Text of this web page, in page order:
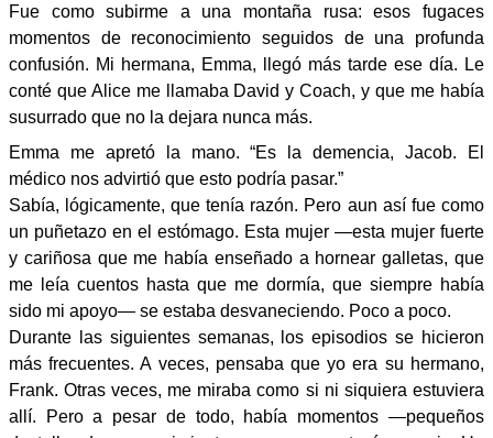
Fue como subirme a una montaña rusa: esos fugaces
momentos de reconocimiento seguidos de una profunda
confusión. Mi hermana, Emma, ​​llegó más tarde ese día. Le
conté que Alice me llamaba David y Coach, y que me había
susurrado que no la dejara nunca más.
Emma me apretó la mano. “Es la demencia, Jacob. El
médico nos advirtió que esto podría pasar.”
Sabía, lógicamente, que tenía razón. Pero aun así fue como
un puñetazo en el estómago. Esta mujer —esta mujer fuerte
y cariñosa que me había enseñado a hornear galletas, que
me leía cuentos hasta que me dormía, que siempre había
sido mi apoyo— se estaba desvaneciendo. Poco a poco.
Durante las siguientes semanas, los episodios se hicieron
más frecuentes. A veces, pensaba que yo era su hermano,
Frank. Otras veces, me miraba como si ni siquiera estuviera
allí. Pero a pesar de todo, había momentos —pequeños